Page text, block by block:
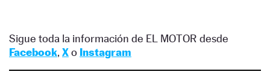
Sigue toda la información de EL MOTOR desde
Facebook, Xo Instagram